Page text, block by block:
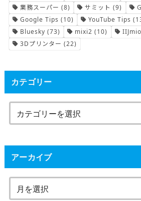
業務スーパー (8) サミット (9)
Google Tips (10) YouTube Tips
Bluesky (73) mixi2 (10) IIJmio
3Dプリンター (22)
カテゴリー
アーカイブ